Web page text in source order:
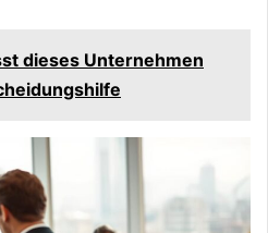
dieses Unternehmen